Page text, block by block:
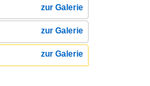
zur Galerie
zur Galerie
zur Galerie